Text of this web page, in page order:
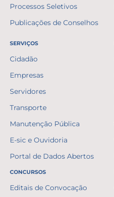
Processos Seletivos
Publicações de Conselhos
SERVIÇOS
Cidadão
Empresas
Servidores
Transporte
Manutenção Pública
E-sic e Ouvidoria
Portal de Dados Abertos
CONCURSOS
Editais de Convocação